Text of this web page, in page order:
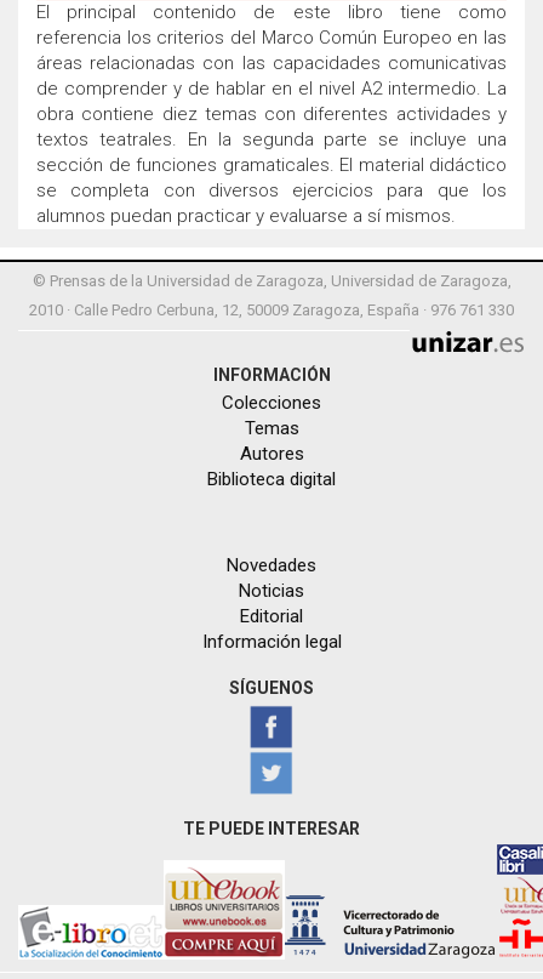
El principal contenido de este libro tiene como
referencia los criterios del Marco Común Europeo en las
áreas relacionadas con las capacidades comunicativas
de comprender y de hablar en el nivel A2 intermedio. La
obra contiene diez temas con diferentes actividades y
textos teatrales. En la segunda parte se incluye una
sección de funciones gramaticales. El material didáctico
se completa con diversos ejercicios para que los
alumnos puedan practicar y evaluarse a sí mismos.
© Prensas de la Universidad de Zaragoza, Universidad de Zaragoza,
2010 · Calle Pedro Cerbuna, 12, 50009 Zaragoza, España · 976 761 330
INFORMACIÓN
Colecciones
Temas
Autores
Biblioteca digital
Novedades
Noticias
Editorial
Información legal
SÍGUENOS
TE PUEDE INTERESAR